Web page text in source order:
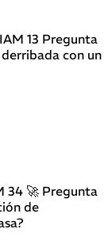
13 Pregunta
con un
34 🚀 Pregunta
de